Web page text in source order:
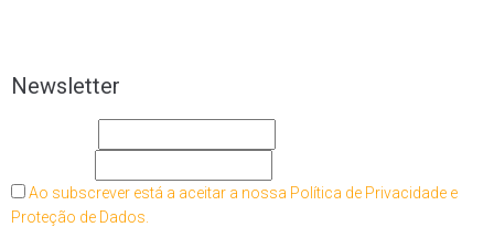
Newsletter
Ao subscrever está a aceitar a nossa Política de Privacidade e
Proteção de Dados.